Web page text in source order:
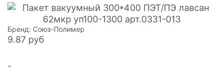
Бренд: Союз-Полимер
9.87 руб
-